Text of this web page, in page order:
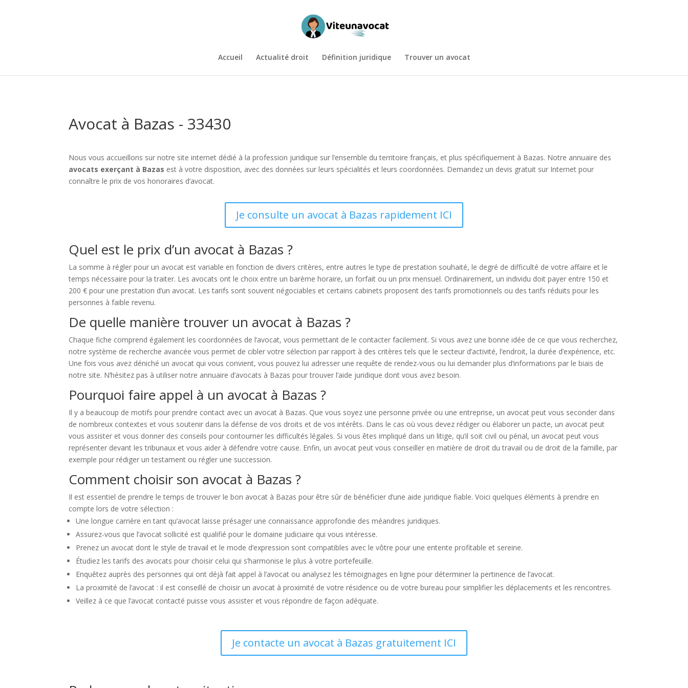
Accueil Actualité droit Définition juridique Trouver un avocat
Avocat à Bazas - 33430
Nous vous accueillons sur notre site internet dédié à la profession juridique sur l’ensemble du territoire français, et plus spécifiquement à Bazas. Notre annuaire des
avocats exerçant à Bazas est à votre disposition, avec des données sur leurs spécialités et leurs coordonnées. Demandez un devis gratuit sur Internet pour
connaître le prix de vos honoraires d’avocat.
Je consulte un avocat à Bazas rapidement ICI
Quel est le prix d’un avocat à Bazas ?
La somme à régler pour un avocat est variable en fonction de divers critères, entre autres le type de prestation souhaité, le degré de difficulté de votre affaire et le
temps nécessaire pour la traiter. Les avocats ont le choix entre un barème horaire, un forfait ou un prix mensuel. Ordinairement, un individu doit payer entre 150 et
200 € pour une prestation d’un avocat. Les tarifs sont souvent négociables et certains cabinets proposent des tarifs promotionnels ou des tarifs réduits pour les
personnes à faible revenu.
De quelle manière trouver un avocat à Bazas ?
Chaque fiche comprend également les coordonnées de l’avocat, vous permettant de le contacter facilement. Si vous avez une bonne idée de ce que vous recherchez,
notre système de recherche avancée vous permet de cibler votre sélection par rapport à des critères tels que le secteur d’activité, l’endroit, la durée d’expérience, etc.
Une fois vous avez déniché un avocat qui vous convient, vous pouvez lui adresser une requête de rendez-vous ou lui demander plus d’informations par le biais de
notre site. N’hésitez pas à utiliser notre annuaire d’avocats à Bazas pour trouver l’aide juridique dont vous avez besoin.
Pourquoi faire appel à un avocat à Bazas ?
Il y a beaucoup de motifs pour prendre contact avec un avocat à Bazas. Que vous soyez une personne privée ou une entreprise, un avocat peut vous seconder dans
de nombreux contextes et vous soutenir dans la défense de vos droits et de vos intérêts. Dans le cas où vous devez rédiger ou élaborer un pacte, un avocat peut
vous assister et vous donner des conseils pour contourner les difficultés légales. Si vous êtes impliqué dans un litige, qu’il soit civil ou pénal, un avocat peut vous
représenter devant les tribunaux et vous aider à défendre votre cause. Enfin, un avocat peut vous conseiller en matière de droit du travail ou de droit de la famille, par
exemple pour rédiger un testament ou régler une succession.
Comment choisir son avocat à Bazas ?
Il est essentiel de prendre le temps de trouver le bon avocat à Bazas pour être sûr de bénéficier d’une aide juridique fiable. Voici quelques éléments à prendre en
compte lors de votre sélection :
Une longue carrière en tant qu’avocat laisse présager une connaissance approfondie des méandres juridiques.
Assurez-vous que l’avocat sollicité est qualifié pour le domaine judiciaire qui vous intéresse.
Prenez un avocat dont le style de travail et le mode d’expression sont compatibles avec le vôtre pour une entente profitable et sereine.
Étudiez les tarifs des avocats pour choisir celui qui s’harmonise le plus à votre portefeuille.
Enquêtez auprès des personnes qui ont déjà fait appel à l’avocat ou analysez les témoignages en ligne pour déterminer la pertinence de l’avocat.
La proximité de l’avocat : il est conseillé de choisir un avocat à proximité de votre résidence ou de votre bureau pour simplifier les déplacements et les rencontres.
Veillez à ce que l’avocat contacté puisse vous assister et vous répondre de façon adéquate.
Je contacte un avocat à Bazas gratuitement ICI